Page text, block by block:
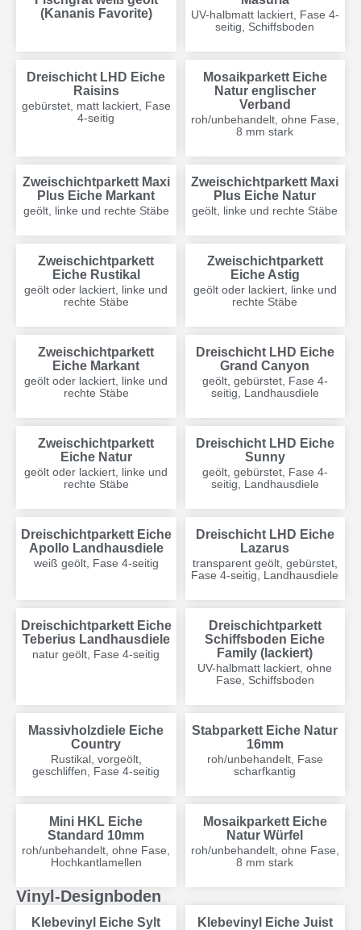
(Kananis Favorite)
UV-halbmatt lackiert, Fase 4-
seitig, Schiffsboden
Dreischicht LHD Eiche
Raisins
gebürstet, matt lackiert, Fase
4-seitig
Mosaikparkett Eiche
Natur englischer
Verband
roh/unbehandelt, ohne Fase,
8 mm stark
Zweischichtparkett Maxi
Plus Eiche Markant
geölt, linke und rechte Stäbe
Zweischichtparkett Maxi
Plus Eiche Natur
geölt, linke und rechte Stäbe
Zweischichtparkett
Eiche Rustikal
geölt oder lackiert, linke und
rechte Stäbe
Zweischichtparkett
Eiche Astig
geölt oder lackiert, linke und
rechte Stäbe
Zweischichtparkett
Eiche Markant
geölt oder lackiert, linke und
rechte Stäbe
Dreischicht LHD Eiche
Grand Canyon
geölt, gebürstet, Fase 4-
seitig, Landhausdiele
Zweischichtparkett
Eiche Natur
geölt oder lackiert, linke und
rechte Stäbe
Dreischicht LHD Eiche
Sunny
geölt, gebürstet, Fase 4-
seitig, Landhausdiele
Dreischichtparkett Eiche
Apollo Landhausdiele
weiß geölt, Fase 4-seitig
Dreischicht LHD Eiche
Lazarus
transparent geölt, gebürstet,
Fase 4-seitig, Landhausdiele
Dreischichtparkett Eiche
Teberius Landhausdiele
natur geölt, Fase 4-seitig
Dreischichtparkett
Schiffsboden Eiche
Family (lackiert)
UV-halbmatt lackiert, ohne
Fase, Schiffsboden
Massivholzdiele Eiche
Country
Rustikal, vorgeölt,
geschliffen, Fase 4-seitig
Stabparkett Eiche Natur
16mm
roh/unbehandelt, Fase
scharfkantig
Mini HKL Eiche
Standard 10mm
roh/unbehandelt, ohne Fase,
Hochkantlamellen
Mosaikparkett Eiche
Natur Würfel
roh/unbehandelt, ohne Fase,
8 mm stark
Vinyl-Designboden
Klebevinyl Eiche Sylt Klebevinyl Eiche Juist